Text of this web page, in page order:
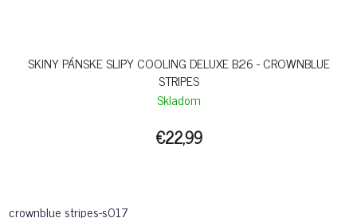
SKINY PÁNSKE SLIPY COOLING DELUXE B26 - CROWNBLUE
STRIPES
Skladom
€22,99
crownblue stripes-s017